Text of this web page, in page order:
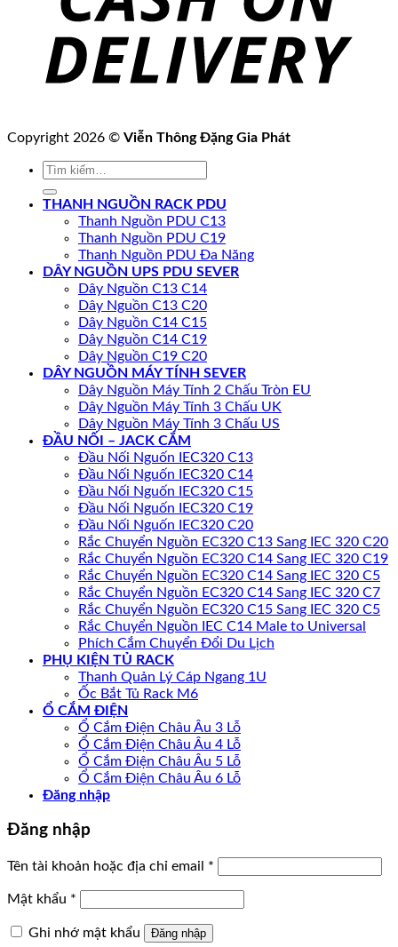
Copyright 2026 © Viễn Thông Đặng Gia Phát
Tìm
kiếm:
THANH NGUỒN RACK PDU
Thanh Nguồn PDU C13
Thanh Nguồn PDU C19
Thanh Nguồn PDU Đa Năng
DÂY NGUỒN UPS PDU SEVER
Dây Nguồn C13 C14
Dây Nguồn C13 C20
Dây Nguồn C14 C15
Dây Nguồn C14 C19
Dây Nguồn C19 C20
DÂY NGUỒN MÁY TÍNH SEVER
Dây Nguồn Máy Tính 2 Chấu Tròn EU
Dây Nguồn Máy Tính 3 Chấu UK
Dây Nguồn Máy Tính 3 Chấu US
ĐẦU NỐI – JACK CẮM
Đầu Nối Nguốn IEC320 C13
Đầu Nối Nguốn IEC320 C14
Đầu Nối Nguốn IEC320 C15
Đầu Nối Nguốn IEC320 C19
Đầu Nối Nguốn IEC320 C20
Rắc Chuyển Nguồn EC320 C13 Sang IEC 320 C20
Rắc Chuyển Nguồn EC320 C14 Sang IEC 320 C19
Rắc Chuyển Nguồn EC320 C14 Sang IEC 320 C5
Rắc Chuyển Nguồn EC320 C14 Sang IEC 320 C7
Rắc Chuyển Nguồn EC320 C15 Sang IEC 320 C5
Rắc Chuyển Nguồn IEC C14 Male to Universal
Phích Cắm Chuyển Đổi Du Lịch
PHỤ KIỆN TỦ RACK
Thanh Quản Lý Cáp Ngang 1U
Ốc Bắt Tủ Rack M6
Ổ CẮM ĐIỆN
Ổ Cắm Điện Châu Âu 3 Lỗ
Ổ Cắm Điện Châu Âu 4 Lỗ
Ổ Cắm Điện Châu Âu 5 Lỗ
Ổ Cắm Điện Châu Âu 6 Lỗ
Đăng nhập
Đăng nhập
Tên tài khoản hoặc địa chỉ email *
Mật khẩu *
Ghi nhớ mật khẩu Đăng nhập